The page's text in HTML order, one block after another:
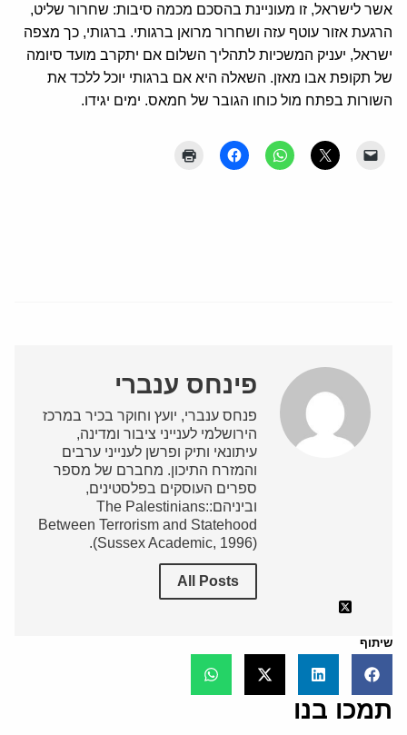
אשר לישראל, זו מעוניינת בהסכם מכמה סיבות: שחרור שליט,
הרגעת אזור עוטף עזה ושחרור מרואן ברגותי. ברגותי, כך מצפה
ישראל, יעניק המשכיות לתהליך השלום אם יתקרב מועד סיומה
של תקופת אבו מאזן. השאלה היא אם ברגותי יוכל ללכד את
השורות בפתח מול כוחו הגובר של חמאס. ימים יגידו.
פינחס ענברי
פנחס ענברי, יועץ וחוקר בכיר במרכז
הירושלמי לענייני ציבור ומדינה,
עיתונאי ותיק ופרשן לענייני ערבים
והמזרח התיכון. מחברם של מספר
ספרים העוסקים בפלסטינים,
וביניהם:The Palestinians:
Between Terrorism and Statehood
(Sussex Academic, 1996).
All Posts
שיתוף
תמכו בנו